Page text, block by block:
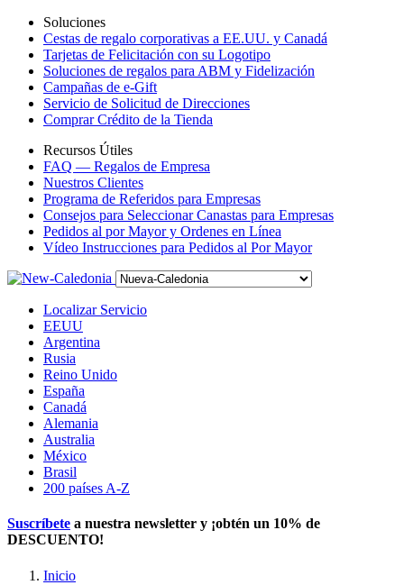
Soluciones
Cestas de regalo corporativas a EE.UU. y Canadá
Tarjetas de Felicitación con su Logotipo
Soluciones de regalos para ABM y Fidelización
Campañas de e-Gift
Servicio de Solicitud de Direcciones
Comprar Crédito de la Tienda
Recursos Útiles
FAQ — Regalos de Empresa
Nuestros Clientes
Programa de Referidos para Empresas
Consejos para Seleccionar Canastas para Empresas
Pedidos al por Mayor y Ordenes en Línea
Vídeo Instrucciones para Pedidos al Por Mayor
Localizar Servicio
EEUU
Argentina
Rusia
Reino Unido
España
Canadá
Alemania
Australia
México
Brasil
200 países A-Z
Suscríbete a nuestra newsletter y ¡obtén un 10% de
DESCUENTO!
Inicio